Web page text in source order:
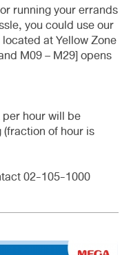
running your errands
you could use our
at Yellow Zone
M09 – M29] opens
hour will be
of hour is
02-105-1000